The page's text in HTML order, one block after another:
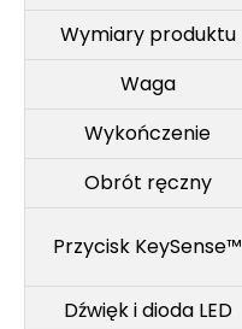
Wymiary produktu
Waga
Wykończenie
Obrót ręczny
Przycisk KeySense™
Dźwięk i dioda LED